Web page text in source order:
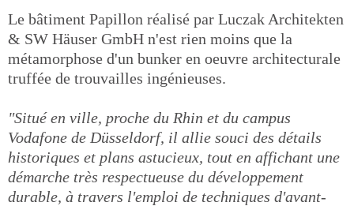
Le bâtiment Papillon réalisé par Luczak Architekten
& SW Häuser GmbH n'est rien moins que la
métamorphose d'un bunker en oeuvre architecturale
truffée de trouvailles ingénieuses.
"Situé en ville, proche du Rhin et du campus
Vodafone de Düsseldorf, il allie souci des détails
historiques et plans astucieux, tout en affichant une
démarche très respectueuse du développement
durable, à travers l'emploi de techniques d'avant-